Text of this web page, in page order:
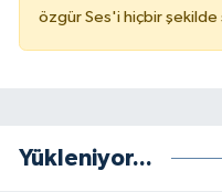
özgür Ses'i hiçbir şekilde
Yükleniyor...